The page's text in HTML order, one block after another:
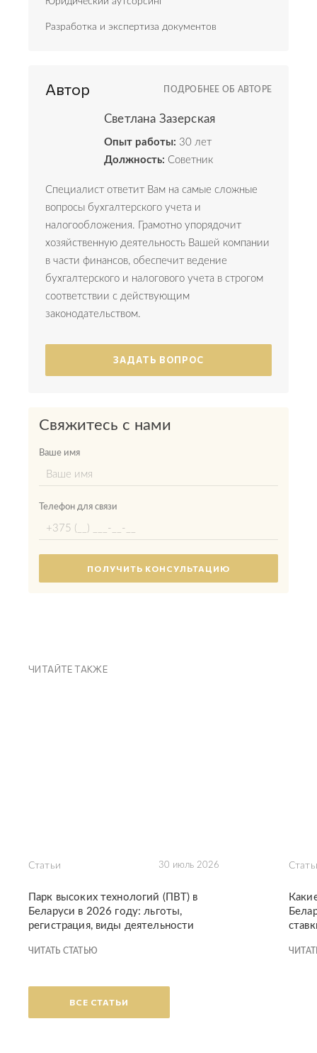
Разработка и экспертиза документов
Автор ПОДРОБНЕЕ ОБ АВТОРЕ
Светлана Зазерская
Опыт работы: 30 лет
Должность: Советник
Специалист ответит Вам на самые сложные
вопросы бухгалтерского учета и
налогообложения. Грамотно упорядочит
хозяйственную деятельность Вашей компании
в части финансов, обеспечит ведение
бухгалтерского и налогового учета в строгом
соответствии с действующим
законодательством.
ЗАДАТЬ ВОПРОС
Свяжитесь с нами
Ваше имя
Телефон для связи
ЧИТАЙТЕ ТАКЖЕ
Статьи 30 июль 2026
Парк высоких технологий (ПВТ) в
Беларуси в 2026 году: льготы,
регистрация, виды деятельности
ЧИТАТЬ СТАТЬЮ
ВСЕ СТАТЬИ